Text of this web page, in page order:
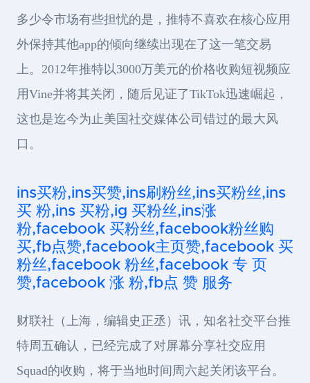
多少令市场有些担忧的是，推特不喜欢在核心应用
外保持其他app的倾向继续出现在了这一笔交易
上。2012年推特以3000万美元的价格收购短视频应
用Vine并将其关闭，随后见证了TikTok迅速崛起，
这也是迄今为止美国社交媒体公司错过的最大风
口。
ins买粉,ins买赞,ins刷粉丝,ins买粉丝,ins
买 粉,ins 买粉,ig 买粉丝,ins涨
粉,facebook 买粉丝,facebook粉丝购
买,fb点赞,facebook主页赞,facebook 买
粉丝,facebook 粉丝,facebook 专 页
赞,facebook 涨 粉,fb点 赞 服务
财联社（上海，编辑史正丞）讯，知名社交平台推
特周五确认，已经完成了对屏幕分享社交应用
Squad的收购，将于当地时间周六起关闭该平台。